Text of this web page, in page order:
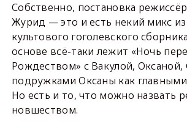
Собственно, постановка
Журид — это и есть некий микс
культового гоголевского
основе всё-таки лежит «Ночь
Рождеством» с Вакулой, Оксаной,
подружками Оксаны как
Но есть и то, что можно назвать
новшеством.